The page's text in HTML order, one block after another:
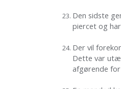
Den sidste
piercet og
Der vil
Dette var
afgørende